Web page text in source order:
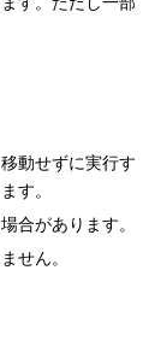
動せずに実行す
す。
合があります。
せん。